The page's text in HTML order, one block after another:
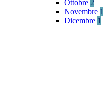
Ottobre 2
Novembre 1
Dicembre 1